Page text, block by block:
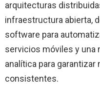
arquitecturas
infraestructura abierta,
software para
servicios móviles y una
analítica para
consistentes.